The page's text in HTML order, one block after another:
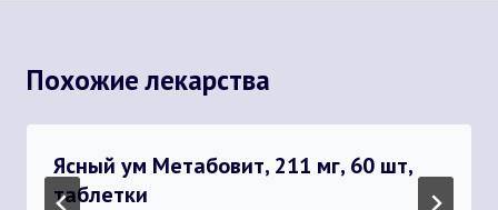
Похожие лекарства
Ясный ум Метабовит, 211 мг, 60 шт,
таблетки